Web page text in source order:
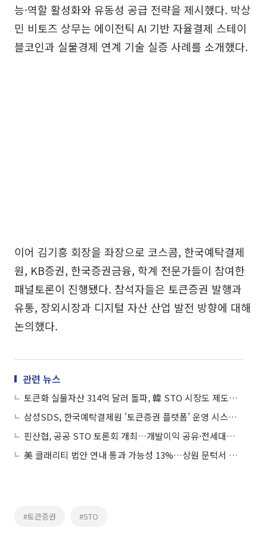
능·역할 활성화와 유동성 공급 전략을 제시했다. 박상
민 비토즈 상무는 에이전틱 AI 기반 자율결제 스테이
블코인과 실물경제 연계 기술 실증 사례를 소개했다.
이어 김기흥 회장을 좌장으로 코스콤, 한국예탁결제
원, KB증권, 한국증권금융, 학계 전문가들이 참여한
패널토론이 진행됐다. 참석자들은 토큰증권 발행과
유통, 장외시장과 디지털 자산 산업 발전 방향에 대해
논의했다.
관련 뉴스
토큰화 실물자산 314억 달러 돌파, 韓 STO 시장도 제도화 속도
삼성SDS, 한국예탁결제원 '토큰증권 플랫폼' 운영 시스템 구축한다
핀산협, 공공 STO 토론회 개최…개발이익 공유·전세대출 모델 논의
美 클래리티 법안 연내 통과 가능성 13%…상원 문턱서 제동
#토큰증권 #STO